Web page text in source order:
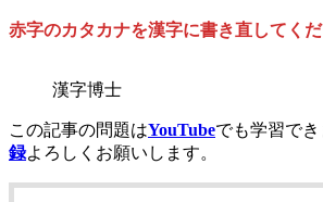
赤字のカタカナを漢字に書き直してくだ
漢字博士
この記事の問題はYouTubeでも学習でき
録よろしくお願いします。